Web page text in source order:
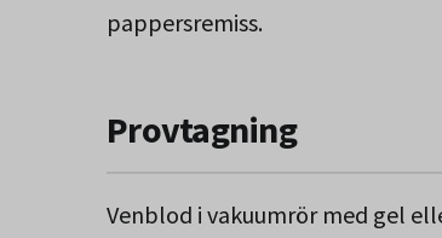
pappersremiss.
Provtagning
Venblod i vakuumrör med gel